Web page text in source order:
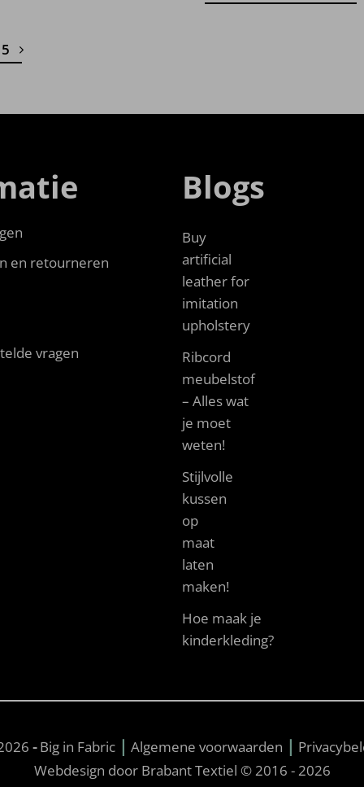
en retourneren
vragen
Blogs
Buy
artificial
leather for
imitation
upholstery
Ribcord
meubelstof
– Alles wat
je moet
weten!
Stijlvolle
kussen
op
maat
laten
maken!
Hoe maak je
kinderkleding?
-Big in Fabric | Algemene voorwaarden |
Webdesign door Brabant Textiel © 2016 - 2026